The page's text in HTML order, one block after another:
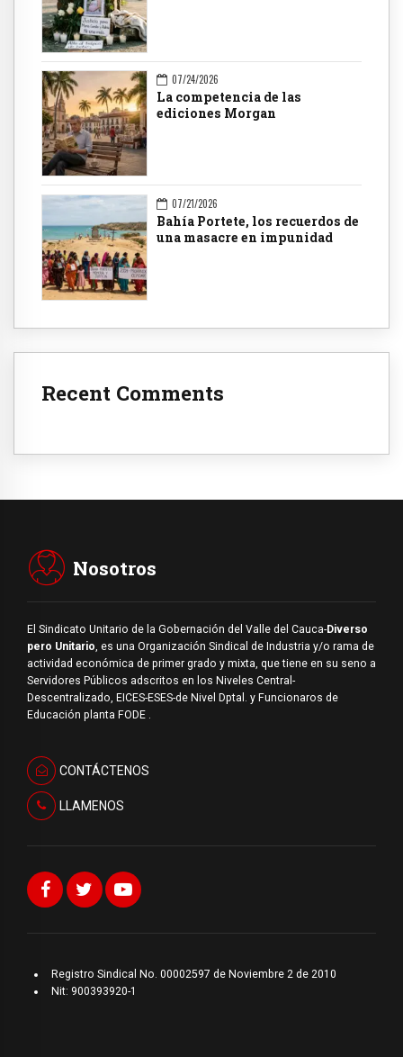
07/24/2026
La competencia de las
ediciones Morgan
07/21/2026
Bahía Portete, los recuerdos de
una masacre en impunidad
Recent Comments
Nosotros
El Sindicato Unitario de la Gobernación del Valle del Cauca-Diverso
pero Unitario, es una Organización Sindical de Industria y/o rama de
actividad económica de primer grado y mixta, que tiene en su seno a
Servidores Públicos adscritos en los Niveles Central-
Descentralizado, EICES-ESES-de Nivel Dptal. y Funcionaros de
Educación planta FODE .
CONTÁCTENOS
LLAMENOS
Registro Sindical No. 00002597 de Noviembre 2 de 2010
Nit: 900393920-1